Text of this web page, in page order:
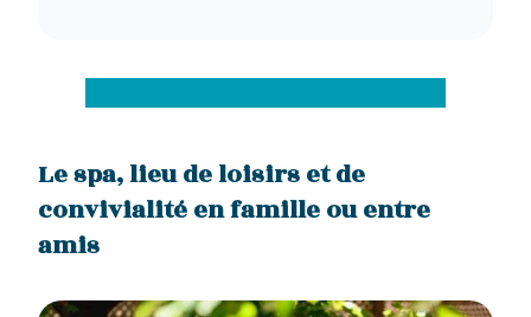
Le spa, lieu de loisirs et de
convivialité en famille ou entre
amis